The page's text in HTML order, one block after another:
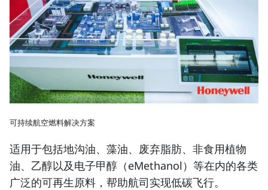
可持续航空燃料解决方案
适用于包括地沟油、藻油、废弃脂肪、非食用植物
油、乙醇以及电子甲醇（eMethanol）等在内的各类
广泛的可再生原料，帮助航司实现低碳飞行。